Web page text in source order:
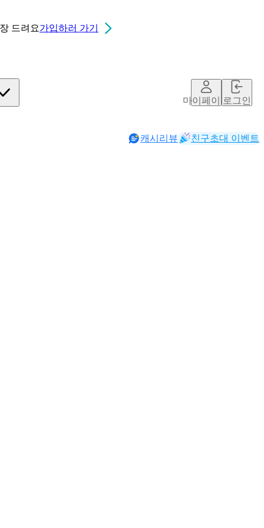
드려요가입하러 가기
마이페이지로그인
캐시리뷰 친구초대 이벤트